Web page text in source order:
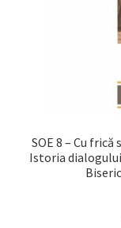
SOE 8 – Cu
Istoria